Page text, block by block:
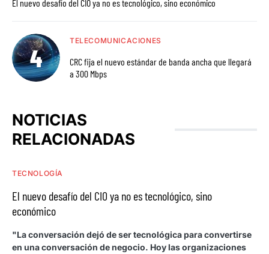
El nuevo desafío del CIO ya no es tecnológico, sino económico
TELECOMUNICACIONES
CRC fija el nuevo estándar de banda ancha que llegará
a 300 Mbps
NOTICIAS
RELACIONADAS
TECNOLOGÍA
El nuevo desafío del CIO ya no es tecnológico, sino
económico
"La conversación dejó de ser tecnológica para convertirse
en una conversación de negocio. Hoy las organizaciones